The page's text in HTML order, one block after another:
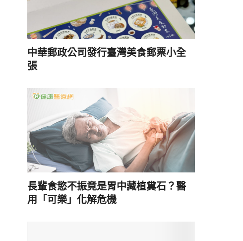
中華郵政公司發行臺灣美食郵票小全
張
長輩食慾不振竟是胃中藏植糞石？醫
用「可樂」化解危機